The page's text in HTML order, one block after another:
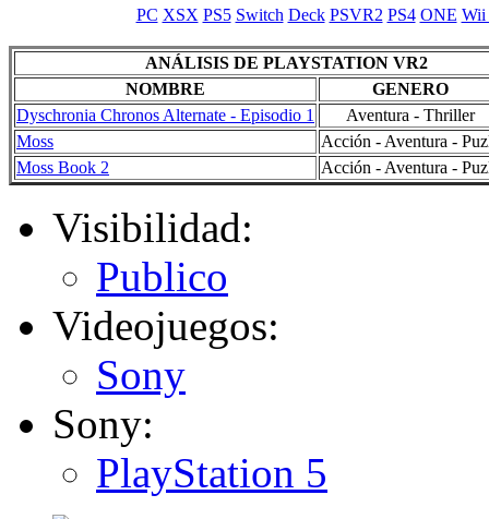
PC XSX PS5 Switch Deck PSVR2 PS4 ONE Wii
ANÁLISIS DE PLAYSTATION VR2
NOMBRE
GENERO
Dyschronia Chronos Alternate - Episodio 1
Aventura - Thriller
Moss
Acción - Aventura -
Moss Book 2
Acción - Aventura -
Visibilidad:
Publico
Videojuegos:
Sony
Sony:
PlayStation 5